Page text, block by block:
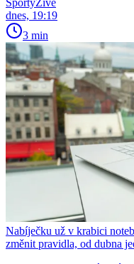
SportyŽivě
dnes, 19:19
3 min
Nabíječku už v krabici
změnit pravidla, od dubna